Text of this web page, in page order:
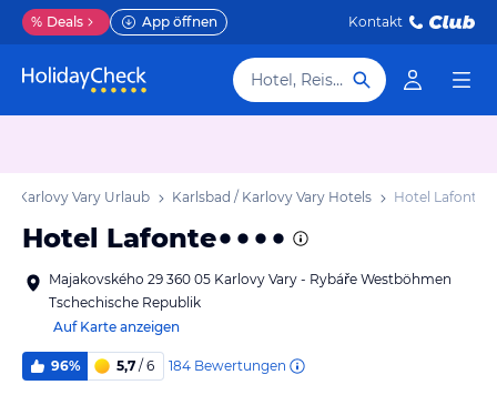
% Deals App öffnen Kontakt
Hotel, Reiseziel
/ Karlovy Vary Urlaub Karlsbad / Karlovy Vary Hotels Hotel Lafonte
Hotel Lafonte
Majakovského 29 360 05 Karlovy Vary - Rybáře Westböhmen
Tschechische Republik
Auf Karte anzeigen
96% 5,7 / 6 184 Bewertungen